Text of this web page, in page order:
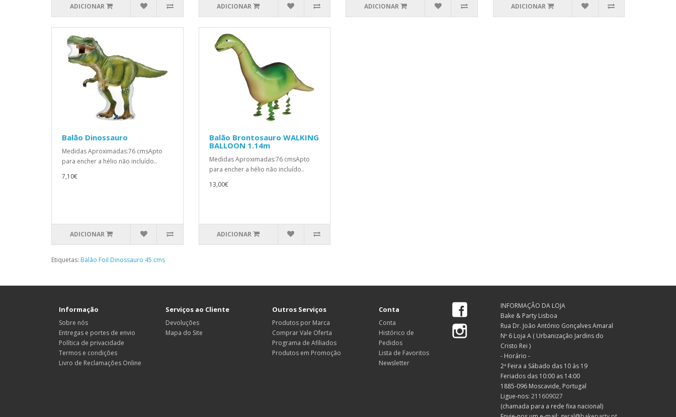
ADICIONAR ADICIONAR ADICIONAR ADICIONAR
Balão Dinossauro
Medidas Aproximadas:76 cmsApto
para encher a hélio não incluído..
7,10€
ADICIONAR
Balão Brontosauro WALKING
BALLOON 1.14m
Medidas Aproximadas:76 cmsApto
para encher a hélio não incluído..
13,00€
ADICIONAR
Etiquetas: Balão Foil Dinossauro 45 cms
Informação
Sobre nós
Entregas e portes de envio
Política de privacidade
Termos e condições
Livro de Reclamações Online
Serviços ao Cliente
Devoluções
Mapa do Site
Outros Serviços
Produtos por Marca
Comprar Vale Oferta
Programa de Afiliados
Produtos em Promoção
Conta
Conta
Histórico de
Pedidos
Lista de Favoritos
Newsletter
INFORMAÇÃO DA LOJA
Bake & Party Lisboa
Rua Dr. João António Gonçalves Amaral
Nº 6 Loja A ( Urbanização Jardins do
Cristo Rei )
- Horário -
2ª Feira a Sábado das 10 às 19
Feriados das 10:00 as 14:00
1885-096 Moscavide, Portugal
Ligue-nos: 211609027
(chamada para a rede fixa nacional)